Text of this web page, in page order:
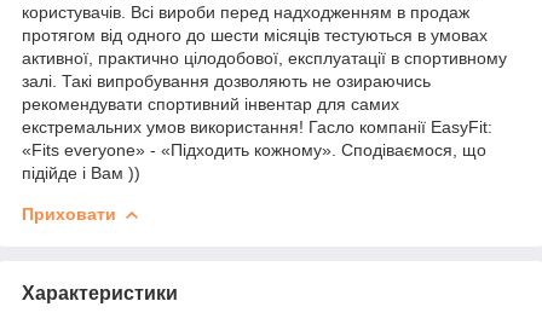
користувачів. Всі вироби перед надходженням в продаж
протягом від одного до шести місяців тестуються в умовах
активної, практично цілодобової, експлуатації в спортивному
залі. Такі випробування дозволяють не озираючись
рекомендувати спортивний інвентар для самих
екстремальних умов використання! Гасло компанії EasyFit:
«Fits everyone» - «Підходить кожному». Сподіваємося, що
підійде і Вам ))
Приховати
Характеристики